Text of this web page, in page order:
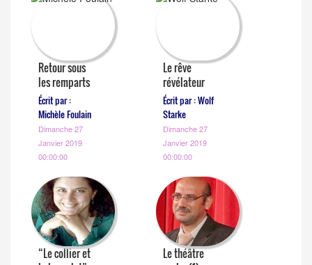
Retour sous
les remparts
Écrit par :
Michèle Foulain
Dimanche 27
Janvier 2019
00:00:00
Le rêve
révélateur
Écrit par : Wolf
Starke
Dimanche 27
Janvier 2019
00:00:00
“Le collier et
Le théâtre